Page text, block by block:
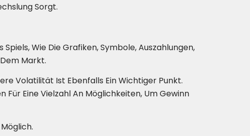
Sorgt.
Wie Die Grafiken, Symbole, Auszahlungen,
Markt.
Volatilität Ist Ebenfalls Ein Wichtiger Punkt.
Eine Vielzahl An Möglichkeiten, Um Gewinn